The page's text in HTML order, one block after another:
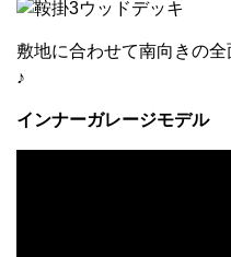
敷地に合わせて南向きの
♪
インナーガレージモデル